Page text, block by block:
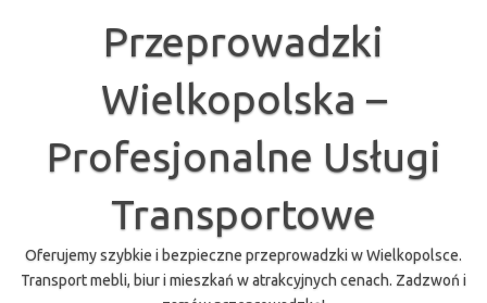
Przeprowadzki
Wielkopolska –
Profesjonalne Usługi
Transportowe
Oferujemy szybkie i bezpieczne przeprowadzki w Wielkopolsce.
Transport mebli, biur i mieszkań w atrakcyjnych cenach. Zadzwoń i